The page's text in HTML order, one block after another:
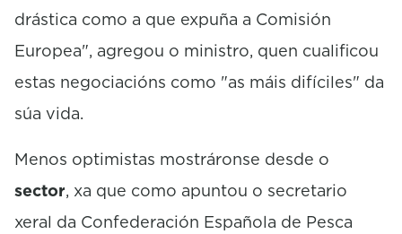
drástica como a que expuña a Comisión
Europea", agregou o ministro, quen cualificou
estas negociacións como "as máis difíciles" da
súa vida.
Menos optimistas mostráronse desde o
sector, xa que como apuntou o secretario
xeral da Confederación Española de Pesca